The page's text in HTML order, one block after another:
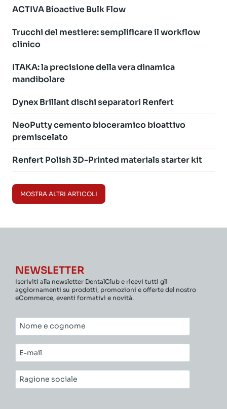
ACTIVA Bioactive Bulk Flow
Trucchi del mestiere: semplificare il workflow
clinico
ITAKA: la precisione della vera dinamica
mandibolare
Dynex Brillant dischi separatori Renfert
NeoPutty cemento bioceramico bioattivo
premiscelato
Renfert Polish 3D-Printed materials starter kit
MOSTRA ALTRI ARTICOLI
NEWSLETTER
Iscriviti alla newsletter DentalClub e ricevi tutti gli
aggiornamenti su prodotti, promozioni e offerte del nostro
eCommerce, eventi formativi e novità.
Nome
e
cognome*
E-
mail*
Ragione
sociale*